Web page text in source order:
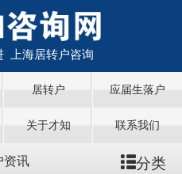
上海居转户咨询
居转户 应届生落户
关于才知 联系我们
资讯 分类